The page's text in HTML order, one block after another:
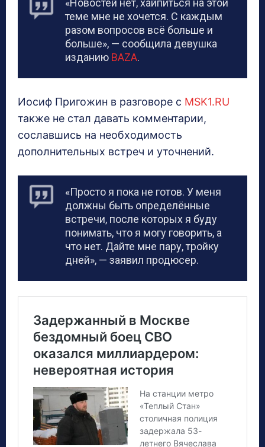
«Новостей нет, хайпиться на этой
теме мне не хочется. С каждым
разом вопросов всё больше и
больше», — сообщила девушка
изданию BAZA.
Иосиф Пригожин в разговоре с MSK1.RU
также не стал давать комментарии,
сославшись на необходимость
дополнительных встреч и уточнений.
«Просто я пока не готов. У меня
должны быть определённые
встречи, после которых я буду
понимать, что я могу говорить, а
что нет. Дайте мне пару, тройку
дней», — заявил продюсер.